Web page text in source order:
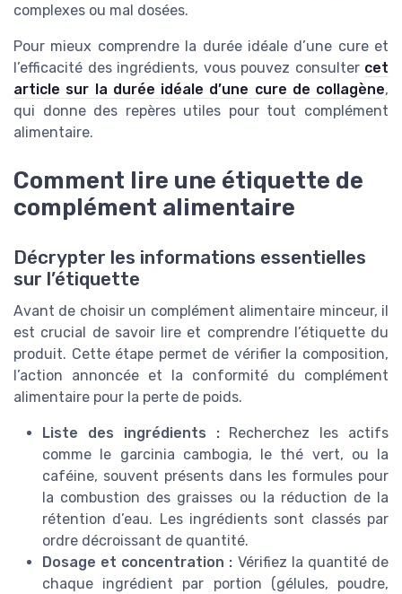
complexes ou mal dosées.
Pour mieux comprendre la durée idéale d’une cure et
l’efficacité des ingrédients, vous pouvez consulter cet
article sur la durée idéale d’une cure de collagène,
qui donne des repères utiles pour tout complément
alimentaire.
Comment lire une étiquette de
complément alimentaire
Décrypter les informations essentielles
sur l’étiquette
Avant de choisir un complément alimentaire minceur, il
est crucial de savoir lire et comprendre l’étiquette du
produit. Cette étape permet de vérifier la composition,
l’action annoncée et la conformité du complément
alimentaire pour la perte de poids.
Liste des ingrédients :Recherchez les actifs
comme le garcinia cambogia, le thé vert, ou la
caféine, souvent présents dans les formules pour
la combustion des graisses ou la réduction de la
rétention d’eau. Les ingrédients sont classés par
ordre décroissant de quantité.
Dosage et concentration : Vérifiez la quantité de
chaque ingrédient par portion (gélules, poudre,